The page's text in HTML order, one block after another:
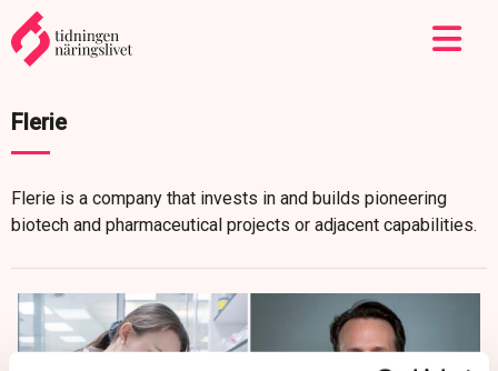
Flerie
Flerie is a company that invests in and builds pioneering
biotech and pharmaceutical projects or adjacent capabilities.